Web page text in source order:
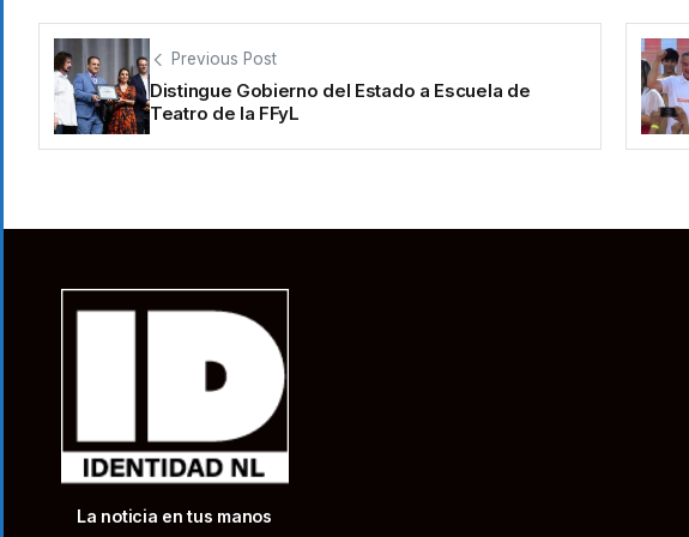
Previous Post
Distingue Gobierno del Estado a Escuela de
Teatro de la FFyL
La noticia en tus manos